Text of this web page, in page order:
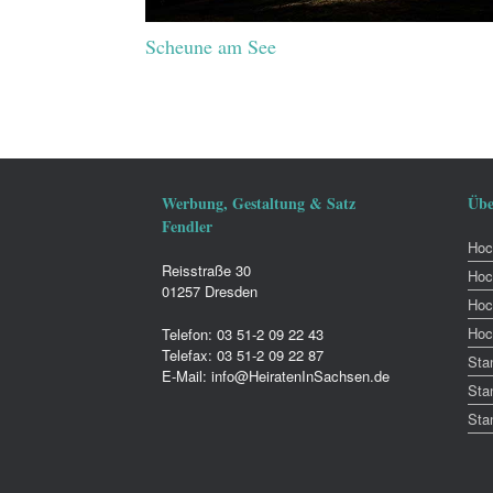
Scheune am See
Werbung, Gestaltung & Satz
Fendler
Reisstraße 30
01257 Dresden
Telefon: 03 51-2 09 22 43
Telefax: 03 51-2 09 22 87
E-Mail: info@HeiratenInSachsen.de